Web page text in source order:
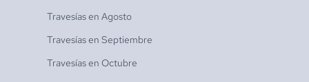
Travesías en Agosto
Travesías en Septiembre
Travesías en Octubre